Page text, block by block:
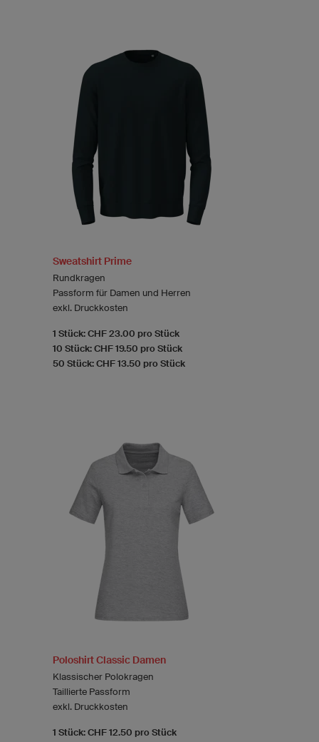
Sweatshirt Prime
Rundkragen
Passform für Damen und Herren
exkl. Druckkosten
1 Stück: CHF 23.00 pro Stück
10 Stück: CHF 19.50 pro Stück
50 Stück: CHF 13.50 pro Stück
Poloshirt Classic Damen
Klassischer Polokragen
Taillierte Passform
exkl. Druckkosten
1 Stück: CHF 12.50 pro Stück